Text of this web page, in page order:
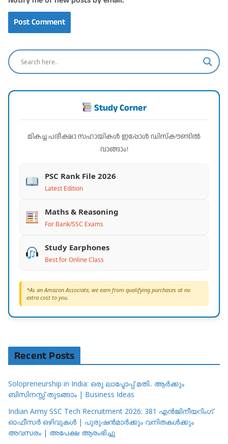
Study Corner
മികച്ച പരീക്ഷാ സഹായികൾ ഇപ്പോൾ ഡിസ്കൗണ്ടിൽ
വാങ്ങാം!
PSC Rank File 2026
Latest Edition
Maths & Reasoning
For Bank/SSC Exams
Study Earphones
Best for Online Class
*As an Amazon Associate, we earn from qualifying purchases at no
extra cost to you.
Recent Posts
Solopreneurship in India: ഒരു ലാപ്ടോപ്പ് മതി.. ആർക്കും
ബിസിനസ്സ് തുടങ്ങാം | Business Ideas
Indian Army SSC Tech Recruitment 2026: 381 എൻജിനീയറിംഗ്
ഓഫീസർ ഒഴിവുകൾ | പുരുഷൻമാർക്കും വനിതകൾക്കും
അവസരം | അപേക്ഷ ആരംഭിച്ചു